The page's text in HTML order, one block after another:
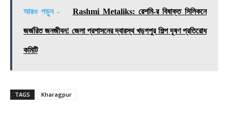
আরও পড়ুন - Rashmi Metaliks: রেশমি-র বিষাক্ত সিলিকনে
জর্জরিত জনজীবন! জেলা প্রশাসনের দ্বারস্থ খড়্গপুর শিল্প দূষণ প্রতিরোধ
কমিটি
TAGS Kharagpur